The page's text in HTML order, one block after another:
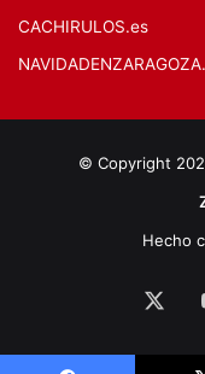
CACHIRULOS.es
© Copyright
Hecho